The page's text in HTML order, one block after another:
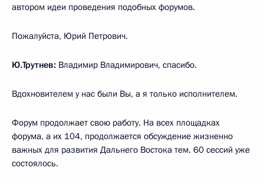
автором идеи проведения подобных форумов.
Пожалуйста, Юрий Петрович.
Ю.Трутнев: Владимир Владимирович, спасибо.
Вдохновителем у нас были Вы, а я только исполнителем.
Форум продолжает свою работу. На всех площадках
форума, а их 104, продолжается обсуждение жизненно
важных для развития Дальнего Востока тем. 60 сессий уже
состоялось.